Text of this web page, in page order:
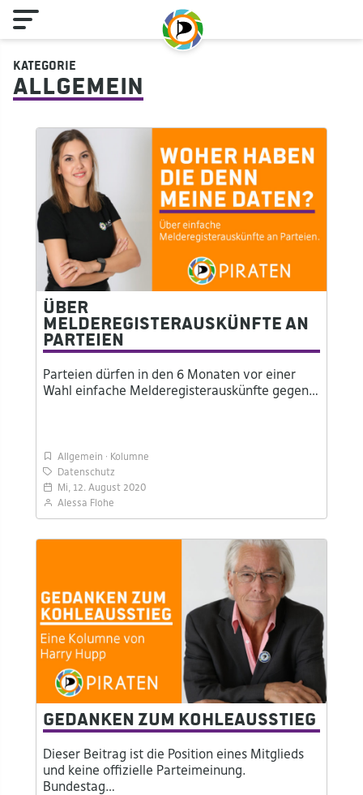
Kategorie
Allgemein
Über
Melderegisterauskünfte an
Parteien
Parteien dürfen in den 6 Monaten vor einer
Wahl einfache Melderegisterauskünfte gegen…
Allgemein
Kolumne
Datenschutz
Mi, 12. August 2020
Alessa Flohe
Gedanken zum Kohleausstieg
Dieser Beitrag ist die Position eines Mitglieds
und keine offizielle Parteimeinung.
Bundestag…